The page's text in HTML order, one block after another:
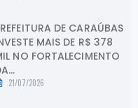
DE CARAÚBAS
MAIS DE R$ 378
NO FORTALECIMENTO
21/07/2026